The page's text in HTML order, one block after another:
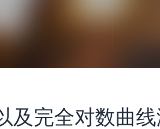
及完全对数曲